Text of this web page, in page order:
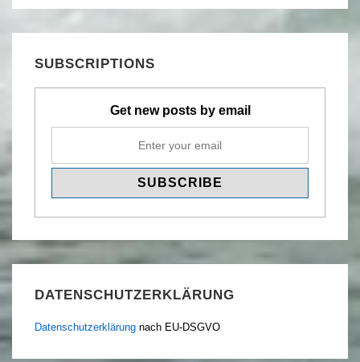
SUBSCRIPTIONS
Get new posts by email
DATENSCHUTZERKLÄRUNG
Datenschutzerklärung nach EU-DSGVO